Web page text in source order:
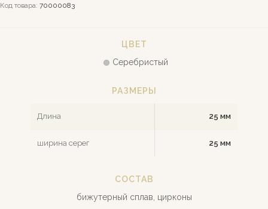
Код товара: 70000083
ЦВЕТ
Серебристый
РАЗМЕРЫ
Длина 25 мм
ширина серег 25 мм
СОСТАВ
бижутерный сплав, цирконы